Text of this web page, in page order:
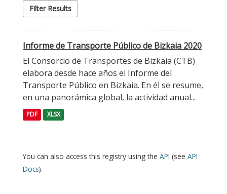
Filter Results
Informe de Transporte Público de Bizkaia 2020
El Consorcio de Transportes de Bizkaia (CTB)
elabora desde hace años el Informe del
Transporte Público en Bizkaia. En él se resume,
en una panorámica global, la actividad anual...
PDF XLSX
You can also access this registry using the API (see API
Docs).